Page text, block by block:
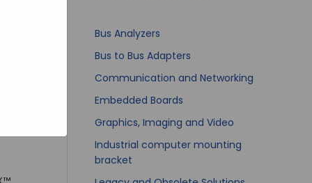
Bus Analyzers
Bus to Bus Adapters
Communication and Networking
Embedded Boards
Graphics, Imaging and Video
Industrial computer mounting
bracket
van